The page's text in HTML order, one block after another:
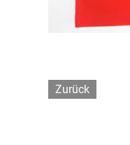
Zurück